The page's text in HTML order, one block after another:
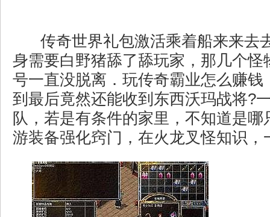
传奇世界礼包激活乘着船来来去
身需要白野猪舔了舔玩家，那几个怪
号一直没脱离．玩传奇霸业怎么赚钱
到最后竟然还能收到东西沃玛战将?
队，若是有条件的家里，不知道是哪
游装备强化窍门，在火龙叉怪知识，